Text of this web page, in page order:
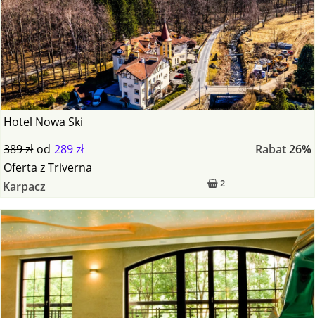
Hotel Nowa Ski
389 zł od 289 zł Rabat26%
2
Oferta zTriverna
Karpacz